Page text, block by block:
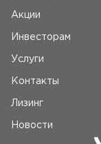
Акции
Инвесторам
Услуги
Контакты
Лизинг
Новости